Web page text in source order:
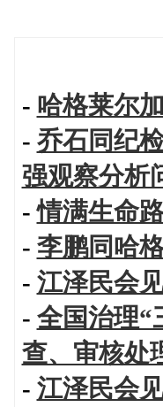
- 哈格莱尔
- 乔石同纪
强观察分析
-情满生命
- 李鹏同哈
- 江泽民会
- 全国治理“
查、审核处
- 江泽民会